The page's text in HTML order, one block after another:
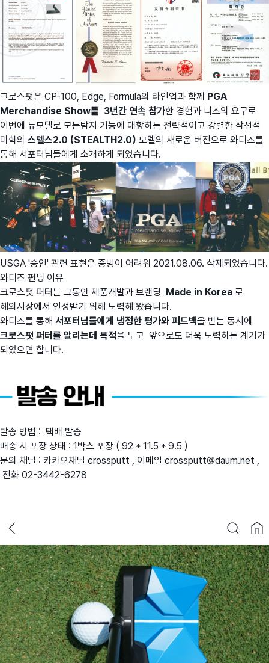
크로스펏은 CP-100, Edge, Formula의 라인업과 함께
PGA
Merchandise Show를 3년간 연속 참가한 경험과 니즈의 요구로
이번에 뉴모델로 모든탐지 기능에 대항하는 전략적이고 강렬한 작선적
미학의 스텔스2.0 (STEALTH2.0) 모델의 새로운 버전으로 와디즈를
통해 서포터님들에게 소개하게 되었습니다.
USGA '승인' 관련 표현은 증빙이 어려워 2021.08.06. 삭제되었습니다.
와디즈 펀딩 이유
크로스펏 퍼터는 그동안 제품개발과 브랜딩 Made in Korea 로
해외시장에서 인정받기 위해 노력해 왔습니다.
와디즈를 통해 서포터님들에게 냉정한 평가와 피드백을 받는 동시에
크로스펏 퍼터를 알리는데 목적을 두고 앞으로도 더욱 노력하는 계기가
되었으면 합니다.
발송 방법 : 택배 발송
배송 시 포장 상태 : 1박스 포장 ( 92 * 11.5 * 9.5 )
문의 채널 : 카카오채널 crossputt , 이메일 crossputt@daum.net ,
전화 02-3442-6278